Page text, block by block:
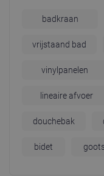
badkraan
vrijstaand bad
vinylpanelen
lineaire afvoer
douchebak
bidet